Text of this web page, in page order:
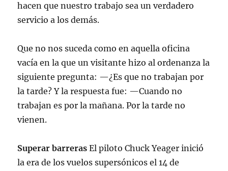
hacen que nuestro trabajo sea un verdadero
servicio a los demás.
Que no nos suceda como en aquella oficina
vacía en la que un visitante hizo al ordenanza la
siguiente pregunta: —¿Es que no trabajan por
la tarde? Y la respuesta fue: —Cuando no
trabajan es por la mañana. Por la tarde no
vienen.
Superar barreras El piloto Chuck Yeager inició
la era de los vuelos supersónicos el 14 de